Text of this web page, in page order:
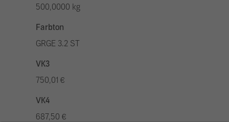
500,0000 kg
Farbton
GRGE 3.2 ST
VK3
750,01 €
VK4
687,50 €